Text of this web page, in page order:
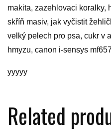
makita, zazehlovaci koralky,
skříň masiv, jak vyčistit
velký pelech pro psa, cukr v
hmyzu, canon i-sensys
yyyyy
Related